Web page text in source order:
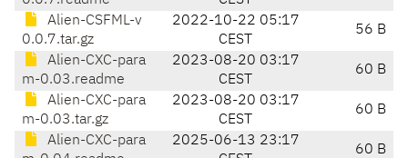
Alien-CSFML-v
0.0.7.tar.gz
2022-10-22 05:17
CEST
56 B
Alien-CXC-para
m-0.03.readme
2023-08-20 03:17
CEST
60 B
Alien-CXC-para
m-0.03.tar.gz
2023-08-20 03:17
CEST
60 B
Alien-CXC-para
2025-06-13 23:17
60 B